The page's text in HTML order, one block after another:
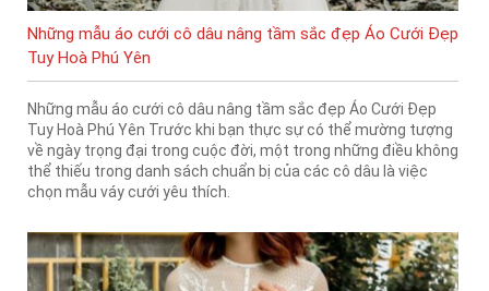
Những mẫu áo cưới cô dâu nâng tầm sắc đẹp Áo Cưới Đẹp
Tuy Hoà Phú Yên
Những mẫu áo cưới cô dâu nâng tầm sắc đẹp Áo Cưới Đẹp
Tuy Hoà Phú Yên Trước khi bạn thực sự có thể mường tượng
về ngày trọng đại trong cuộc đời, một trong những điều không
thể thiếu trong danh sách chuẩn bị của các cô dâu là việc
chọn mẫu váy cưới yêu thích.